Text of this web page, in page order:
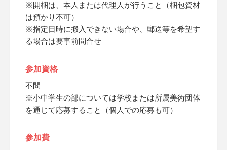
※開梱は、本人または代理人が行うこと（梱包資材
は預かり不可）
※指定日時に搬入できない場合や、郵送等を希望す
る場合は要事前問合せ
参加資格
不問
※小中学生の部については学校または所属美術団体
を通じて応募すること（個人での応募も可）
参加費